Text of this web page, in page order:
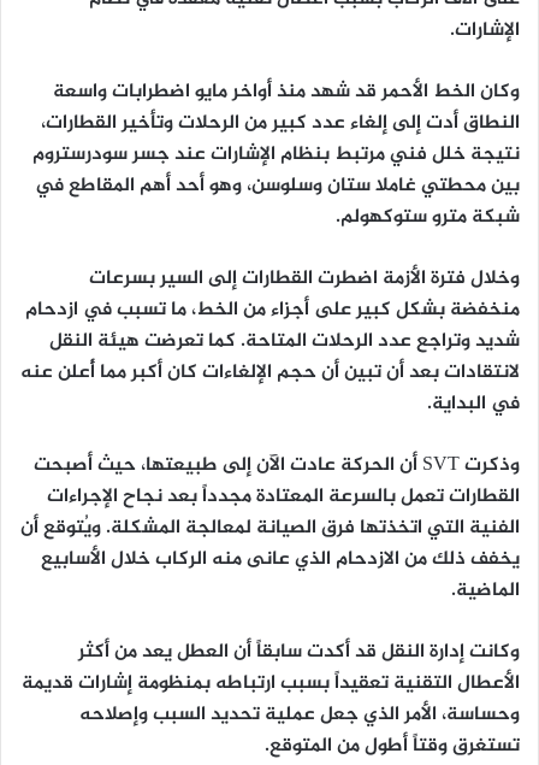
الإشارات.
وكان الخط الأحمر قد شهد منذ أواخر مايو اضطرابات واسعة
النطاق أدت إلى إلغاء عدد كبير من الرحلات وتأخير القطارات،
نتيجة خلل فني مرتبط بنظام الإشارات عند جسر سودرستروم
بين محطتي غاملا ستان وسلوسن، وهو أحد أهم المقاطع في
شبكة مترو ستوكهولم.
وخلال فترة الأزمة اضطرت القطارات إلى السير بسرعات
منخفضة بشكل كبير على أجزاء من الخط، ما تسبب في ازدحام
شديد وتراجع عدد الرحلات المتاحة. كما تعرضت هيئة النقل
لانتقادات بعد أن تبين أن حجم الإلغاءات كان أكبر مما أُعلن عنه
في البداية.
وذكرت SVT أن الحركة عادت الآن إلى طبيعتها، حيث أصبحت
القطارات تعمل بالسرعة المعتادة مجدداً بعد نجاح الإجراءات
الفنية التي اتخذتها فرق الصيانة لمعالجة المشكلة. ويُتوقع أن
يخفف ذلك من الازدحام الذي عانى منه الركاب خلال الأسابيع
الماضية.
وكانت إدارة النقل قد أكدت سابقاً أن العطل يعد من أكثر
الأعطال التقنية تعقيداً بسبب ارتباطه بمنظومة إشارات قديمة
وحساسة، الأمر الذي جعل عملية تحديد السبب وإصلاحه
تستغرق وقتاً أطول من المتوقع.